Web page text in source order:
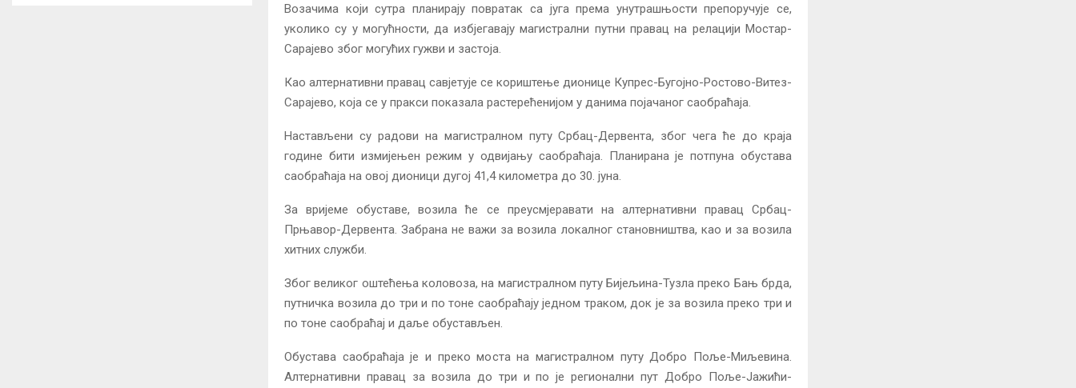
Возачима који сутра планирају повратак са југа према унутрашњости препоручује се,
уколико су у могућности, да избјегавају магистрални путни правац на релацији Мостар-
Сарајево због могућих гужви и застоја.
Као алтернативни правац савјетује се кориштење дионице Купрес-Бугојно-Ростово-Витез-
Сарајево, која се у пракси показала растерећенијом у данима појачаног саобраћаја.
Настављени су радови на магистралном путу Србац-Дервента, због чега ће до краја
године бити измијењен режим у одвијању саобраћаја. Планирана је потпуна обустава
саобраћаја на овој дионици дугој 41,4 километра до 30. јуна.
За вријеме обуставе, возила ће се преусмјеравати на алтернативни правац Србац-
Прњавор-Дервента. Забрана не важи за возила локалног становништва, као и за возила
хитних служби.
Због великог оштећења коловоза, на магистралном путу Бијељина-Тузла преко Бањ брда,
путничка возила до три и по тоне саобраћају једном траком, док је за возила преко три и
по тоне саобраћај и даље обустављен.
Обустава саобраћаја је и преко моста на магистралном путу Добро Поље-Миљевина.
Алтернативни правац за возила до три и по је регионални пут Добро Поље-Јажићи-